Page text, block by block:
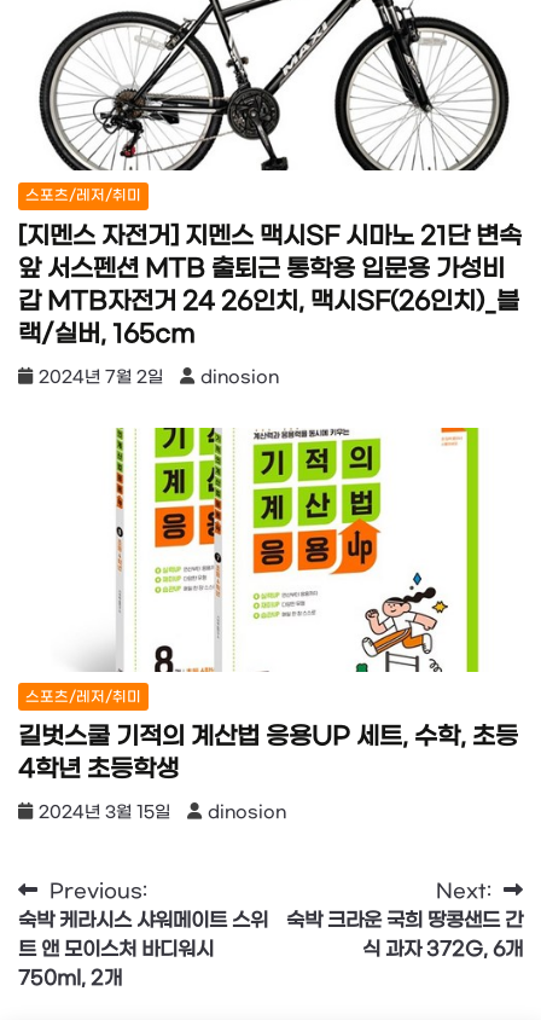
스포츠/레저/취미
[지멘스 자전거] 지멘스 맥시SF 시마노 21단 변속
앞 서스펜션 MTB 출퇴근 통학용 입문용 가성비
갑 MTB자전거 24 26인치, 맥시SF(26인치)_블
랙/실버, 165cm
2024년 7월 2일 dinosion
스포츠/레저/취미
길벗스쿨 기적의 계산법 응용UP 세트, 수학, 초등
4학년 초등학생
2024년 3월 15일 dinosion
글
탐
색
Previous:
숙박 케라시스 샤워메이트 스위
트 앤 모이스처 바디워시
750ml, 2개
Next:
숙박 크라운 국희 땅콩샌드 간
식 과자 372G, 6개